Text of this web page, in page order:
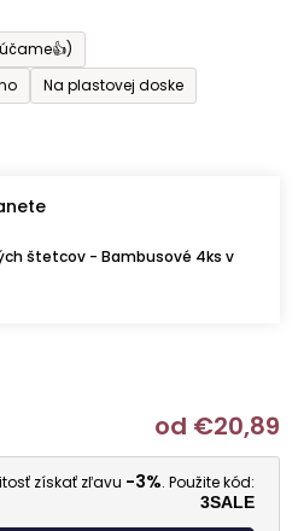
Na plastovej doske
štetcov - Bambusové 4ks v
od €20,89
získať zľavu -3%. Použite kód:
3SALE